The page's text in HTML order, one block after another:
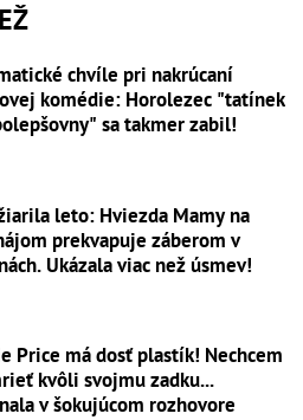
chvíle pri nakrúcaní
komédie: Horolezec "tatínek
sa takmer zabil!
leto: Hviezda Mamy na
prekvapuje záberom v
Ukázala viac než úsmev!
Price má dosť plastík! Nechcem
kvôli svojmu zadku...
v šokujúcom rozhovore